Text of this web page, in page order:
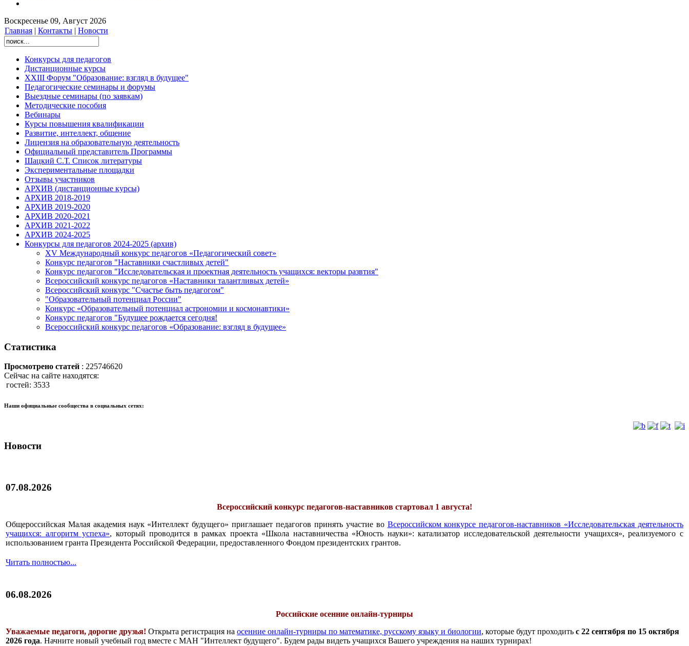
Воскресенье 09, Август 2026
Главная | Контакты | Новости
Конкурсы для педагогов
Дистанционные курсы
XXIII Форум "Образование: взгляд в будущее"
Педагогические семинары и форумы
Выездные семинары (по заявкам)
Методические пособия
Вебинары
Курсы повышения квалификации
Развитие, интеллект, общение
Лицензия на образовательную деятельность
Официальный представитель Программы
Шацкий С.Т. Список литературы
Экспериментальные площадки
Отзывы участников
АРХИВ (дистанционные курсы)
АРХИВ 2018-2019
АРХИВ 2019-2020
АРХИВ 2020-2021
АРХИВ 2021-2022
АРХИВ 2024-2025
Конкурсы для педагогов 2024-2025 (архив)
XV Международный конкурс педагогов «Педагогический совет»
Конкурс педагогов "Наставники счастливых детей"
Конкурс педагогов "Исследовательская и проектная деятельность учащихся: векторы развтия"
Всероссийский конкурс педагогов «Наставники талантливых детей»
Всероссийский конкурс "Счастье быть педагогом"
"Образовательный потенциал России"
Конкурс «Образовательный потенциал астрономии и космонавтики»
Конкурс педагогов "Будущее рождается сегодня!
Всероссийский конкурс педагогов «Образование: взгляд в будущее»
Статистика
Просмотрено статей : 225746620
Сейчас на сайте находятся:
гостей: 3533
Наши официальные сообщества в социальных сетях:
Новости
07.08.2026
Всероссийский конкурс педагогов-наставников стартовал 1 августа!
Общероссийская Малая академия наук «Интеллект будущего» приглашает педагогов принять участие во Всероссийском конкурсе педагогов-наставников «Исследовательская деятельность
учащихся: алгоритм успеха», который проводится в рамках проекта «Школа наставничества «Юность науки»: катализатор исследовательской деятельности учащихся», реализуемого с
использованием гранта Президента Российской Федерации, предоставленного Фондом президентских грантов.
Читать полностью...
06.08.2026
Российские осенние онлайн-турниры
Уважаемые педагоги, дорогие друзья! Открыта регистрация на осенние онлайн-турниры по математике, русскому языку и биологии, которые будут проходить с 22 сентября по 15 октября
2026 года. Начните новый учебный год вместе с МАН "Интеллект будущего". Будем рады видеть учащихся Вашего учреждения на наших турнирах!